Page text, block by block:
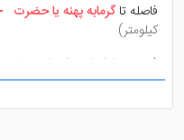
فاصله تا گرمابه پهنه یا حضرت
کیلومتر)
فاصله تا امامزاده علمدار